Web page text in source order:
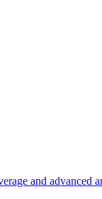
and advanced